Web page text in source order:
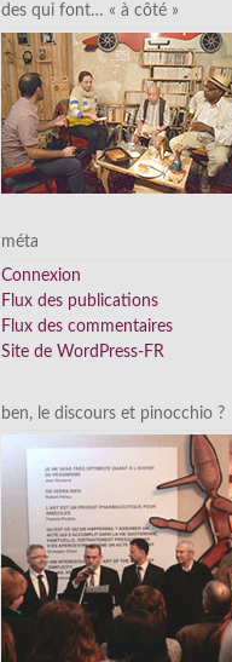
des qui font… « à côté »
méta
Connexion
Flux des publications
Flux des commentaires
Site de WordPress-FR
ben, le discours et pinocchio ?